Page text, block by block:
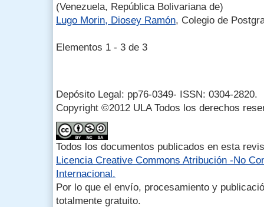
(Venezuela, República Bolivariana de)
Lugo Morin, Diosey Ramón, Colegio de
Elementos 1 - 3 de 3
Depósito Legal: pp76-0349- ISSN: 0304-2820.
Copyright ©2012 ULA Todos los derechos
Todos los documentos publicados en esta
Licencia Creative Commons Atribución -No
Internacional.
Por lo que el envío, procesamiento y
totalmente gratuito.